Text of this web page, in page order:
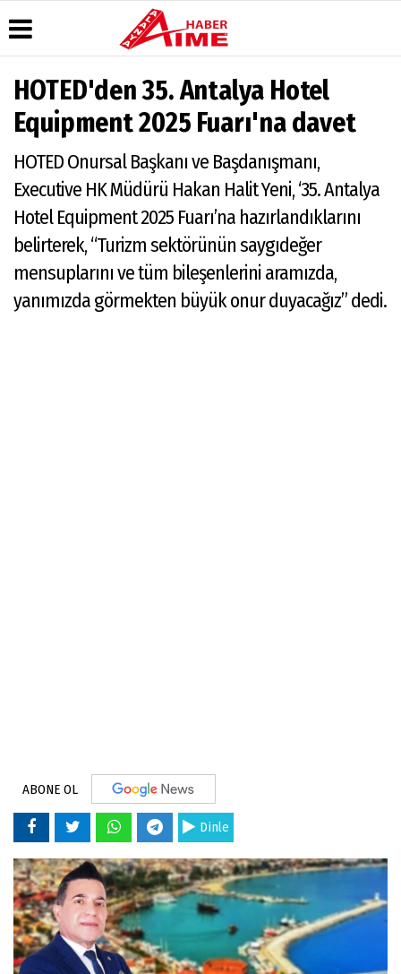
Üye Paneli
Haber
Arşivi
Günün
Haberleri
Hava
Durumu
Gazete
Manşetleri
Anketler
Biyografiler
Köşe
Yazarları
Video
Galeri
Foto
Galeri
TV
Alanya-
Gazipaşa
& Antalya
Canlı Uçak
Seyir
Takip
Künye
HOTED'den 35. Antalya Hotel
Equipment 2025 Fuarı'na davet
HOTED Onursal Başkanı ve Başdanışmanı,
Executive HK Müdürü Hakan Halit Yeni, ‘35. Antalya
Hotel Equipment 2025 Fuarı’na hazırlandıklarını
belirterek, “Turizm sektörünün saygıdeğer
mensuplarını ve tüm bileşenlerini aramızda,
yanımızda görmekten büyük onur duyacağız” dedi.
ABONE OL
Dinle